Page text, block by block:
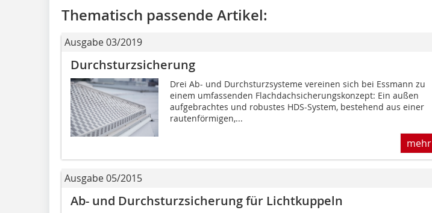
Thematisch passende Artikel:
Ausgabe 03/2019
Durchsturzsicherung
Drei Ab- und Durchsturzsysteme vereinen sich bei Essmann zu
einem umfassenden Flachdachsicherungskonzept: Ein außen
aufgebrachtes und robustes HDS-System, bestehend aus einer
rautenförmigen,...
mehr
Ausgabe 05/2015
Ab- und Durchsturzsicherung für Lichtkuppeln